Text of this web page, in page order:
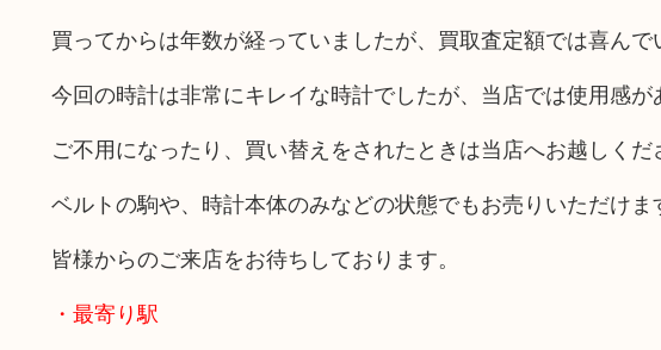
買ってからは年数が経っていましたが、買取査定額では喜んで
今回の時計は非常にキレイな時計でしたが、当店では使用感が
ご不用になったり、買い替えをされたときは当店へお越しくだ
ベルトの駒や、時計本体のみなどの状態でもお売りいただけま
皆様からのご来店をお待ちしております。
・最寄り駅